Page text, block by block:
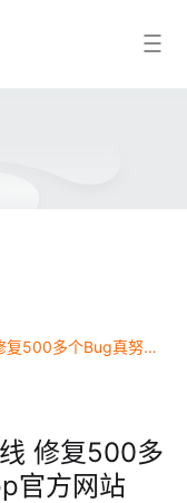
《星空》1.10.31版更新上线 修复500多个Bug真努力 - 爱游戏app官方网站
线 修复500多
官方网站